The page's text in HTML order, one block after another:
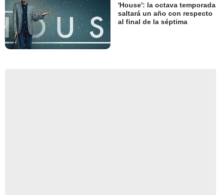
'House': la octava temporada
saltará un año con respecto
al final de la séptima